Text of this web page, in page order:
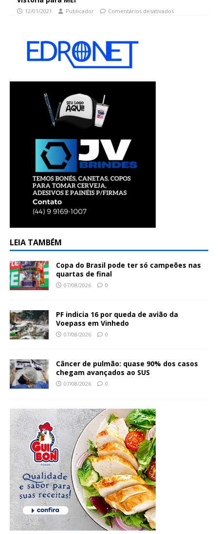
12/01/2021 Publicador Comentários desativados
LEIA TAMBÉM
Copa do Brasil pode ter só campeões nas
quartas de final
07/08/2026 0
PF indicia 16 por queda de avião da
Voepass em Vinhedo
07/08/2026 0
Câncer de pulmão: quase 90% dos casos
chegam avançados ao SUS
07/08/2026 0